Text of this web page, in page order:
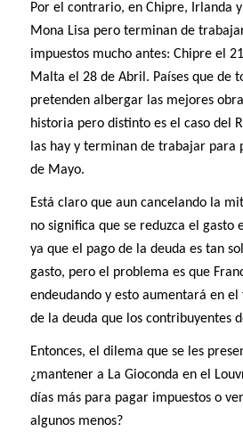
Por el contrario, en Chipre, Irlanda
Mona Lisa pero terminan de
impuestos mucho antes: Chipre el
Malta el 28 de Abril. Países que de
pretenden albergar las mejores
historia pero distinto es el caso del
las hay y terminan de trabajar para
de Mayo.
Está claro que aun cancelando la
no significa que se reduzca el gasto
ya que el pago de la deuda es tan
gasto, pero el problema es que
endeudando y esto aumentará en
de la deuda que los contribuyentes
Entonces, el dilema que se les
¿mantener a La Gioconda en el
días más para pagar impuestos o
algunos menos?